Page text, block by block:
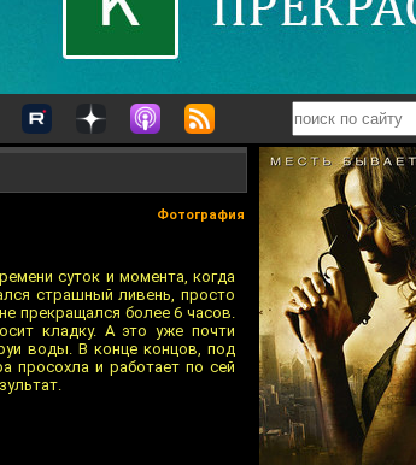
Фотография
суток и момента, когда
страшный ливень, просто
прекращался более 6 часов.
кладку. А это уже почти
воды. В конце концов, под
просохла и работает по сей